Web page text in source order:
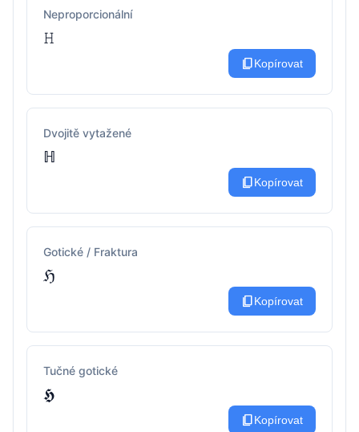
Neproporcionální
𝙷
content_copyKopírovat
Dvojitě vytažené
ℍ
content_copyKopírovat
Gotické / Fraktura
ℌ
content_copyKopírovat
Tučné gotické
𝕳
content_copyKopírovat